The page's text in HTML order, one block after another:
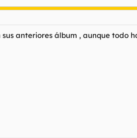
anteriores álbum , aunque todo